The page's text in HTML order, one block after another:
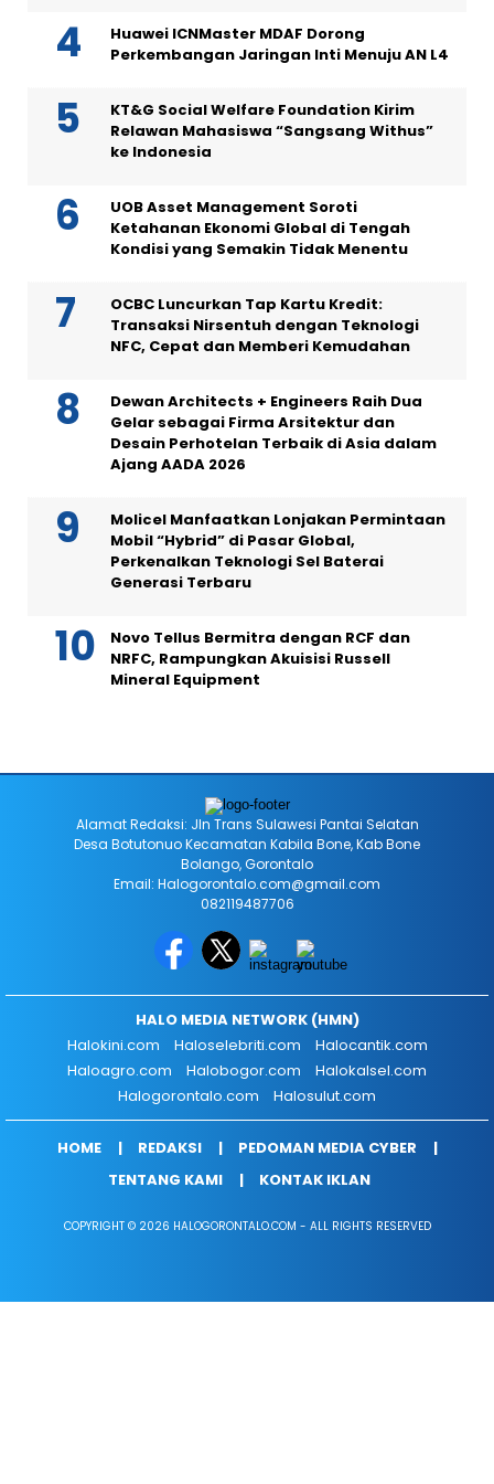
Huawei ICNMaster MDAF Dorong
Perkembangan Jaringan Inti Menuju AN L4
KT&G Social Welfare Foundation Kirim
Relawan Mahasiswa “Sangsang Withus”
ke Indonesia
UOB Asset Management Soroti
Ketahanan Ekonomi Global di Tengah
Kondisi yang Semakin Tidak Menentu
OCBC Luncurkan Tap Kartu Kredit:
Transaksi Nirsentuh dengan Teknologi
NFC, Cepat dan Memberi Kemudahan
Dewan Architects + Engineers Raih Dua
Gelar sebagai Firma Arsitektur dan
Desain Perhotelan Terbaik di Asia dalam
Ajang AADA 2026
Molicel Manfaatkan Lonjakan Permintaan
Mobil “Hybrid” di Pasar Global,
Perkenalkan Teknologi Sel Baterai
Generasi Terbaru
Novo Tellus Bermitra dengan RCF dan
NRFC, Rampungkan Akuisisi Russell
Mineral Equipment
Alamat Redaksi: Jln Trans Sulawesi Pantai Selatan
Desa Botutonuo Kecamatan Kabila Bone, Kab Bone
Bolango, Gorontalo
Email: Halogorontalo.com@gmail.com
082119487706
HALO MEDIA NETWORK (HMN)
Halokini.com
Haloselebriti.com
Halocantik.com
Haloagro.com
Halobogor.com
Halokalsel.com
Halogorontalo.com
Halosulut.com
HOME REDAKSI
PEDOMAN MEDIA CYBER
TENTANG KAMI
KONTAK IKLAN
COPYRIGHT © 2026 HALOGORONTALO.COM - ALL RIGHTS RESERVED